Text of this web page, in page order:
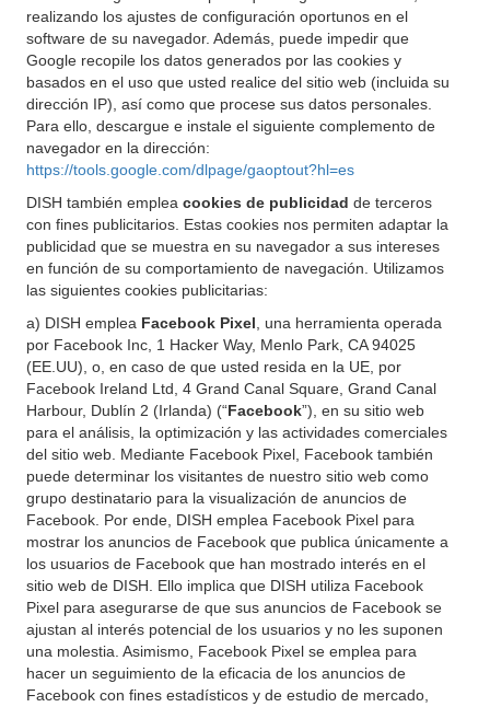
realizando los ajustes de configuración oportunos en el
software de su navegador. Además, puede impedir que
Google recopile los datos generados por las cookies y
basados en el uso que usted realice del sitio web (incluida su
dirección IP), así como que procese sus datos personales.
Para ello, descargue e instale el siguiente complemento de
navegador en la dirección:
https://tools.google.com/dlpage/gaoptout?hl=es
DISH también emplea cookies de publicidad de terceros
con fines publicitarios. Estas cookies nos permiten adaptar la
publicidad que se muestra en su navegador a sus intereses
en función de su comportamiento de navegación. Utilizamos
las siguientes cookies publicitarias:
a) DISH emplea Facebook Pixel , una herramienta operada
por Facebook Inc, 1 Hacker Way, Menlo Park, CA 94025
(EE.UU), o, en caso de que usted resida en la UE, por
Facebook Ireland Ltd, 4 Grand Canal Square, Grand Canal
Harbour, Dublín 2 (Irlanda) (“Facebook”), en su sitio web
para el análisis, la optimización y las actividades comerciales
del sitio web. Mediante Facebook Pixel, Facebook también
puede determinar los visitantes de nuestro sitio web como
grupo destinatario para la visualización de anuncios de
Facebook. Por ende, DISH emplea Facebook Pixel para
mostrar los anuncios de Facebook que publica únicamente a
los usuarios de Facebook que han mostrado interés en el
sitio web de DISH. Ello implica que DISH utiliza Facebook
Pixel para asegurarse de que sus anuncios de Facebook se
ajustan al interés potencial de los usuarios y no les suponen
una molestia. Asimismo, Facebook Pixel se emplea para
hacer un seguimiento de la eficacia de los anuncios de
Facebook con fines estadísticos y de estudio de mercado,